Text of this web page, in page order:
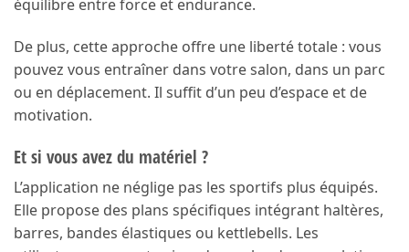
équilibre entre force et endurance.
De plus, cette approche offre une liberté totale : vous
pouvez vous entraîner dans votre salon, dans un parc
ou en déplacement. Il suffit d’un peu d’espace et de
motivation.
Et si vous avez du matériel ?
L’application ne néglige pas les sportifs plus équipés.
Elle propose des plans spécifiques intégrant haltères,
barres, bandes élastiques ou kettlebells. Les